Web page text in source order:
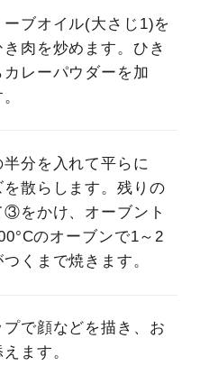
ブオイル(大さじ1)を
肉を炒めます。ひき
レーパウダーを加
分を入れて平らに
を散らします。残りの
③をかけ、オーブント
のオーブンで1～2
くまで焼きます。
で顔などを描き、お
ます。